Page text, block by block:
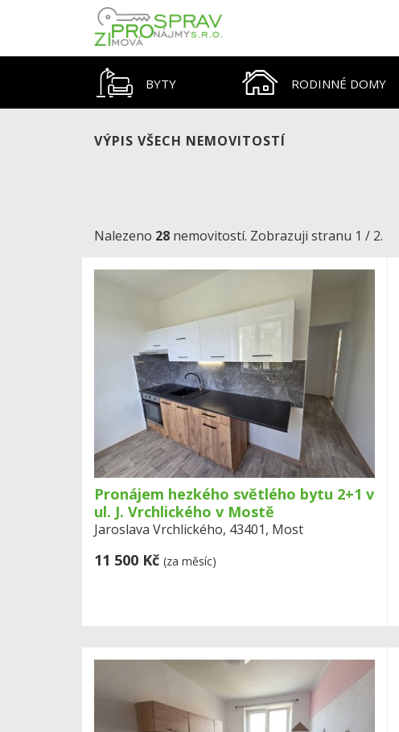
BYTY RODINNÉ DOMY
VÝPIS VŠECH NEMOVITOSTÍ
Nalezeno 28 nemovitostí. Zobrazuji stranu 1 / 2.
Pronájem hezkého světlého bytu 2+1 v
ul. J. Vrchlického v Mostě
Jaroslava Vrchlického, 43401, Most
11 500 Kč (za měsíc)